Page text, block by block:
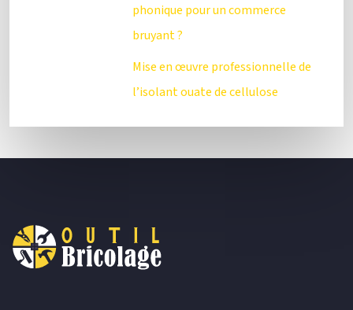
phonique pour un commerce
bruyant ?
Mise en œuvre professionnelle de
l’isolant ouate de cellulose